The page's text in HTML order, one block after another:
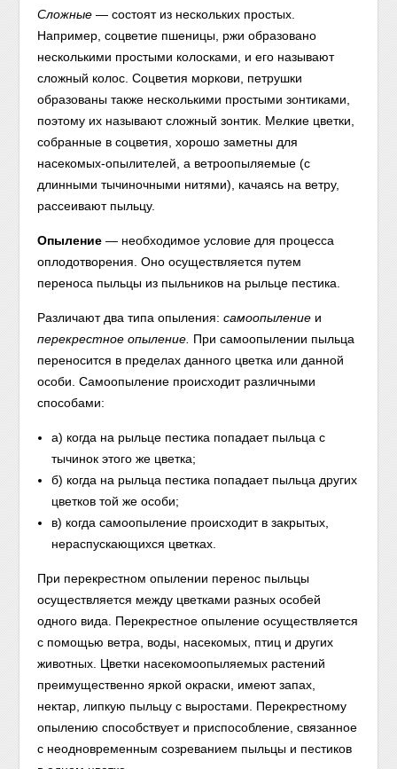
Сложные — состоят из нескольких простых.
Например, соцветие пшеницы, ржи образовано
несколькими простыми колосками, и его называют
сложный колос. Соцветия моркови, петрушки
образованы также несколькими простыми зонтиками,
поэтому их называют сложный зонтик. Мелкие цветки,
собранные в соцветия, хорошо заметны для
насекомых-опылителей, а ветроопыляемые (с
длинными тычиночными нитями), качаясь на ветру,
рассеивают пыльцу.
Опыление — необходимое условие для процесса
оплодотворения. Оно осуществляется путем
переноса пыльцы из пыльников на рыльце пестика.
Различают два типа опыления: самоопыление и
перекрестное опыление. При самоопылении пыльца
переносится в пределах данного цветка или данной
особи. Самоопыление происходит различными
способами:
а) когда на рыльце пестика попадает пыльца с
тычинок этого же цветка;
б) когда на рыльца пестика попадает пыльца других
цветков той же особи;
в) когда самоопыление происходит в закрытых,
нераспускающихся цветках.
При перекрестном опылении перенос пыльцы
осуществляется между цветками разных особей
одного вида. Перекрестное опыление осуществляется
с помощью ветра, воды, насекомых, птиц и других
животных. Цветки насекомоопыляемых растений
преимущественно яркой окраски, имеют запах,
нектар, липкую пыльцу с выростами. Перекрестному
опылению способствует и приспособление, связанное
с неодновременным созреванием пыльцы и пестиков